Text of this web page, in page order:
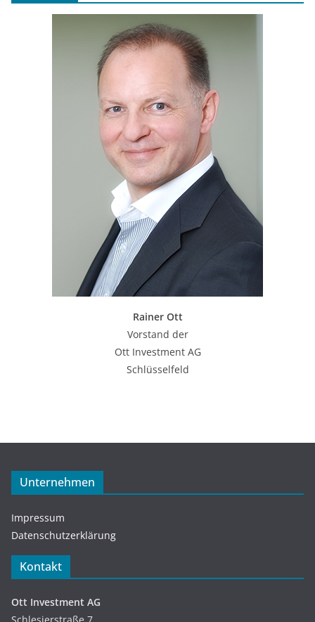
Rainer Ott
Vorstand der
Ott Investment AG
Schlüsselfeld
Unternehmen
Impressum
Datenschutzerklärung
Kontakt
Ott Investment AG